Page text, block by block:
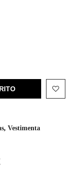
, Vestimenta